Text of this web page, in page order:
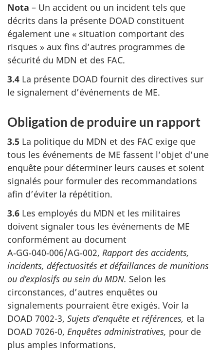
Nota – Un accident ou un incident tels que
décrits dans la présente DOAD constituent
également une « situation comportant des
risques » aux fins d’autres programmes de
sécurité du MDN et des FAC.
3.4 La présente DOAD fournit des directives sur
le signalement d’événements de ME.
Obligation de produire un rapport
3.5 La politique du MDN et des FAC exige que
tous les événements de ME fassent l’objet d’une
enquête pour déterminer leurs causes et soient
signalés pour formuler des recommandations
afin d’éviter la répétition.
3.6 Les employés du MDN et les militaires
doivent signaler tous les événements de ME
conformément au document
A‑GG‑040‑006/AG‑002, Rapport des accidents,
incidents, défectuosités et défaillances de munitions
ou d’explosifs au sein du MDN. Selon les
circonstances, d’autres enquêtes ou
signalements pourraient être exigés. Voir la
DOAD 7002-3, Sujets d’enquête et références, et la
DOAD 7026-0, Enquêtes administratives, pour de
plus amples informations.